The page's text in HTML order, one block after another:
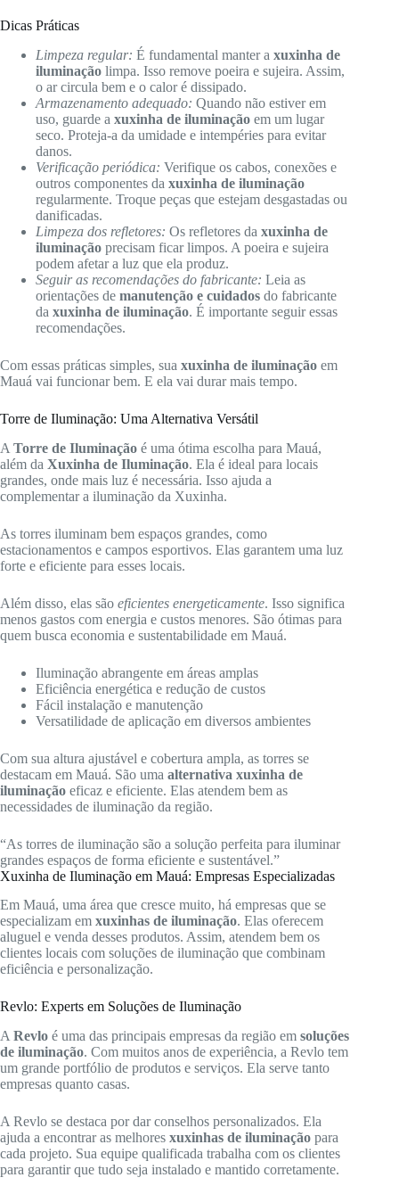
Dicas Práticas
Limpeza regular: É fundamental manter a xuxinha de
iluminação limpa. Isso remove poeira e sujeira. Assim,
o ar circula bem e o calor é dissipado.
Armazenamento adequado: Quando não estiver em
uso, guarde a xuxinha de iluminação em um lugar
seco. Proteja-a da umidade e intempéries para evitar
danos.
Verificação periódica: Verifique os cabos, conexões e
outros componentes da xuxinha de iluminação
regularmente. Troque peças que estejam desgastadas ou
danificadas.
Limpeza dos refletores: Os refletores da xuxinha de
iluminação precisam ficar limpos. A poeira e sujeira
podem afetar a luz que ela produz.
Seguir as recomendações do fabricante: Leia as
orientações de manutenção e cuidados do fabricante
da xuxinha de iluminação. É importante seguir essas
recomendações.
Com essas práticas simples, sua xuxinha de iluminação em
Mauá vai funcionar bem. E ela vai durar mais tempo.
Torre de Iluminação: Uma Alternativa Versátil
A Torre de Iluminação é uma ótima escolha para Mauá,
além da Xuxinha de Iluminação. Ela é ideal para locais
grandes, onde mais luz é necessária. Isso ajuda a
complementar a iluminação da Xuxinha.
As torres iluminam bem espaços grandes, como
estacionamentos e campos esportivos. Elas garantem uma luz
forte e eficiente para esses locais.
Além disso, elas são eficientes energeticamente. Isso significa
menos gastos com energia e custos menores. São ótimas para
quem busca economia e sustentabilidade em Mauá.
Iluminação abrangente em áreas amplas
Eficiência energética e redução de custos
Fácil instalação e manutenção
Versatilidade de aplicação em diversos ambientes
Com sua altura ajustável e cobertura ampla, as torres se
destacam em Mauá. São uma alternativa xuxinha de
iluminação eficaz e eficiente. Elas atendem bem as
necessidades de iluminação da região.
“As torres de iluminação são a solução perfeita para iluminar
grandes espaços de forma eficiente e sustentável.”
Xuxinha de Iluminação em Mauá: Empresas Especializadas
Em Mauá, uma área que cresce muito, há empresas que se
especializam em xuxinhas de iluminação. Elas oferecem
aluguel e venda desses produtos. Assim, atendem bem os
clientes locais com soluções de iluminação que combinam
eficiência e personalização.
Revlo: Experts em Soluções de Iluminação
A Revlo é uma das principais empresas da região em soluções
de iluminação. Com muitos anos de experiência, a Revlo tem
um grande portfólio de produtos e serviços. Ela serve tanto
empresas quanto casas.
A Revlo se destaca por dar conselhos personalizados. Ela
ajuda a encontrar as melhores xuxinhas de iluminação para
cada projeto. Sua equipe qualificada trabalha com os clientes
para garantir que tudo seja instalado e mantido corretamente.